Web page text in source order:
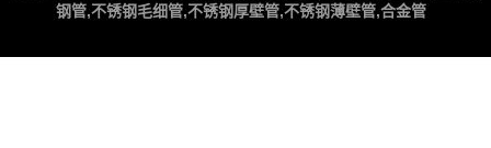
钢管,不锈钢毛细管,不锈钢厚壁管,不锈钢薄壁管,合金管